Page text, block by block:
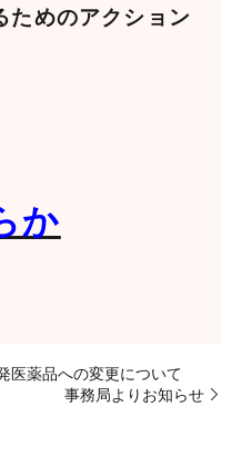
めのアクション
か
医薬品への変更について
事務局よりお知らせ